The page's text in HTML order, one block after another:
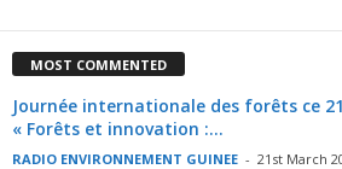
MOST COMMENTED
Journée internationale des forêts ce
« Forêts et innovation :...
RADIO ENVIRONNEMENT GUINEE - 21st March